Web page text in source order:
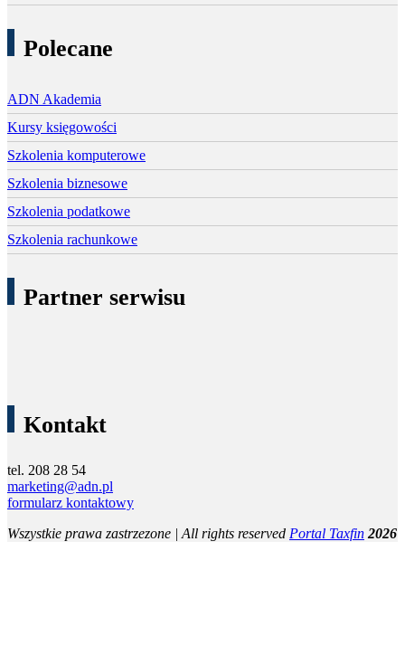
Polecane
ADN Akademia
Kursy księgowości
Szkolenia komputerowe
Szkolenia biznesowe
Szkolenia podatkowe
Szkolenia rachunkowe
Partner serwisu
Kontakt
tel. 208 28 54
marketing@adn.pl
formularz kontaktowy
Wszystkie prawa zastrzezone | All rights reserved Portal Taxfin 2026